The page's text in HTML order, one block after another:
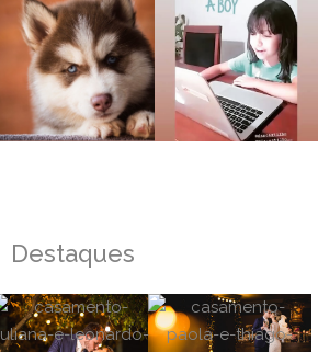
Destaques